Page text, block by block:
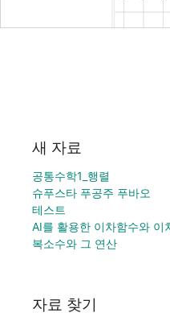
새 자료
공통수학1_행렬
슈푸스타 푸공주 푸바오
테스트
AI를 활용한 이차함수와 이
복소수와 그 연산
자료 찾기